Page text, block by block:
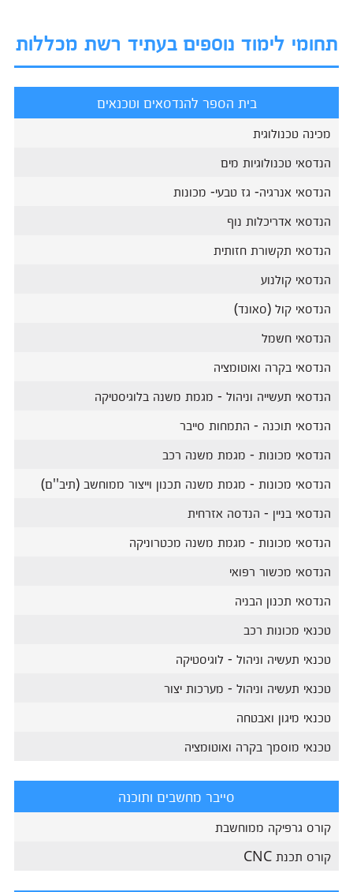
תחומי לימוד נוספים בעתיד רשת מכללות
בית הספר להנדסאים וטכנאים
מכינה טכנולוגית
הנדסאי טכנולוגיות מים
הנדסאי אנרגיה- גז טבעי- מכונות
הנדסאי אדריכלות נוף
הנדסאי תקשורת חזותית
הנדסאי קולנוע
הנדסאי קול (סאונד)
הנדסאי חשמל
הנדסאי בקרה ואוטומציה
הנדסאי תעשייה וניהול - מגמת משנה בלוגיסטיקה
הנדסאי תוכנה - התמחות סייבר
הנדסאי מכונות - מגמת משנה רכב
הנדסאי מכונות - מגמת משנה תכנון וייצור ממוחשב (תיב''ם)
הנדסאי בניין - הנדסה אזרחית
הנדסאי מכונות - מגמת משנה מכטרוניקה
הנדסאי מכשור רפואי
הנדסאי תכנון הבניה
טכנאי מכונות רכב
טכנאי תעשיה וניהול - לוגיסטיקה
טכנאי תעשיה וניהול - מערכות יצור
טכנאי מיגון ואבטחה
טכנאי מוסמך בקרה ואוטומציה
סייבר מחשבים ותוכנה
קורס גרפיקה ממוחשבת
קורס תכנת CNC